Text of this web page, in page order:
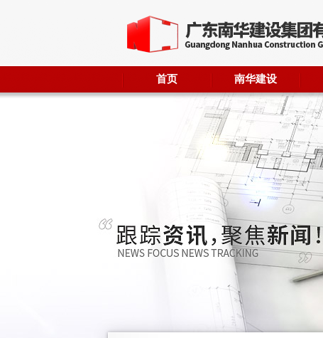
首页 南华建设